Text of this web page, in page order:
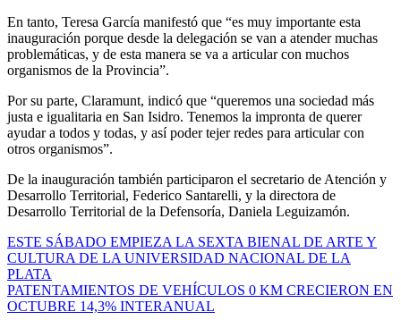
En tanto, Teresa García manifestó que “es muy importante esta
inauguración porque desde la delegación se van a atender muchas
problemáticas, y de esta manera se va a articular con muchos
organismos de la Provincia”.
Por su parte, Claramunt, indicó que “queremos una sociedad más
justa e igualitaria en San Isidro. Tenemos la impronta de querer
ayudar a todos y todas, y así poder tejer redes para articular con
otros organismos”.
De la inauguración también participaron el secretario de Atención y
Desarrollo Territorial, Federico Santarelli, y la directora de
Desarrollo Territorial de la Defensoría, Daniela Leguizamón.
Navegación
de
entradas
ESTE SÁBADO EMPIEZA LA SEXTA BIENAL DE ARTE Y
CULTURA DE LA UNIVERSIDAD NACIONAL DE LA
PLATA
PATENTAMIENTOS DE VEHÍCULOS 0 KM CRECIERON EN
OCTUBRE 14,3% INTERANUAL